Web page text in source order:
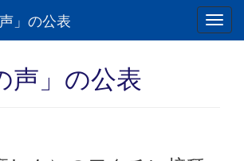
」の公表
声」の公表